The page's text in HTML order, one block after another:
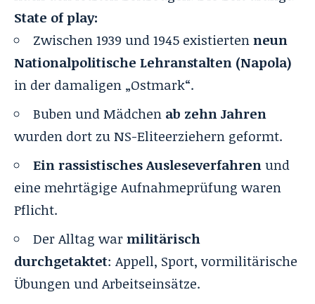
State of play:
Zwischen 1939 und 1945 existiertenneun
Nationalpolitische Lehranstalten (Napola)
in der damaligen „Ostmark“.
Buben und Mädchen ab zehn Jahren
wurden dort zu NS-Eliteerziehern geformt.
Ein rassistisches Ausleseverfahrenund
eine mehrtägige Aufnahmeprüfung waren
Pflicht.
Der Alltag warmilitärisch
durchgetaktet: Appell, Sport, vormilitärische
Übungen und Arbeitseinsätze.